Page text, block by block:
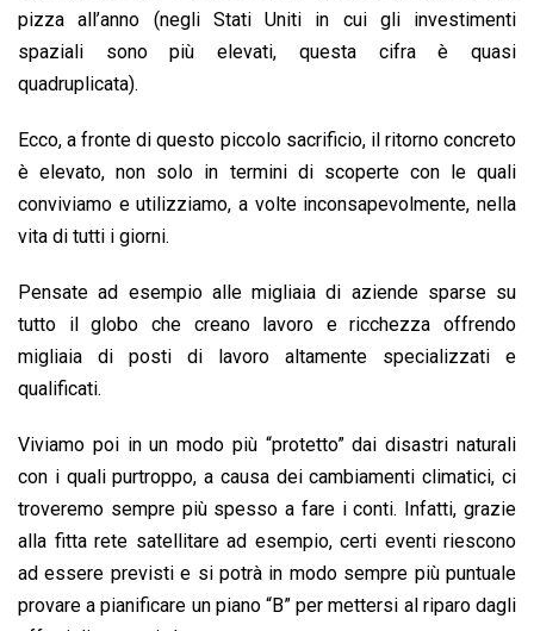
pizza all’anno (negli Stati Uniti in cui gli investimenti
spaziali sono più elevati, questa cifra è quasi
quadruplicata).
Ecco, a fronte di questo piccolo sacrificio, il ritorno concreto
è elevato, non solo in termini di scoperte con le quali
conviviamo e utilizziamo, a volte inconsapevolmente, nella
vita di tutti i giorni.
Pensate ad esempio alle migliaia di aziende sparse su
tutto il globo che creano lavoro e ricchezza offrendo
migliaia di posti di lavoro altamente specializzati e
qualificati.
Viviamo poi in un modo più “protetto” dai disastri naturali
con i quali purtroppo, a causa dei cambiamenti climatici, ci
troveremo sempre più spesso a fare i conti. Infatti, grazie
alla fitta rete satellitare ad esempio, certi eventi riescono
ad essere previsti e si potrà in modo sempre più puntuale
provare a pianificare un piano “B” per mettersi al riparo dagli